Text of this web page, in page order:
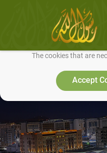
We use cookies to make our
The cookies that are
Accept